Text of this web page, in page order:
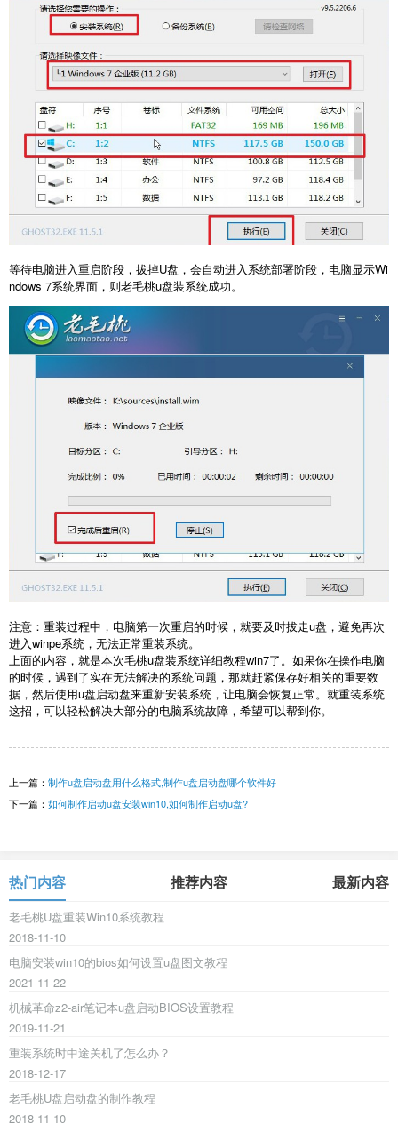
等待电脑进入重启阶段，拔掉U盘，会自动进入系统部署阶段，电脑显示Wi
ndows 7系统界面，则老毛桃u盘装系统成功。
注意：重装过程中，电脑第一次重启的时候，就要及时拔走u盘，避免再次
进入winpe系统，无法正常重装系统。
上面的内容，就是本次毛桃u盘装系统详细教程win7了。如果你在操作电脑
的时候，遇到了实在无法解决的系统问题，那就赶紧保存好相关的重要数
据，然后使用u盘启动盘来重新安装系统，让电脑会恢复正常。就重装系统
这招，可以轻松解决大部分的电脑系统故障，希望可以帮到你。
上一篇： 制作u盘启动盘用什么格式,制作u盘启动盘哪个软件好
下一篇： 如何制作启动u盘安装win10,如何制作启动u盘?
热门内容 推荐内容 最新内容
老毛桃U盘重装Win10系统教程
2018-11-10
电脑安装win10的bios如何设置u盘图文教程
2021-11-22
机械革命z2-air笔记本u盘启动BIOS设置教程
2019-11-21
重装系统时中途关机了怎么办？
2018-12-17
老毛桃U盘启动盘的制作教程
2018-11-10